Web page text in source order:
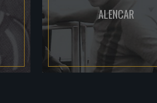
ALENCAR